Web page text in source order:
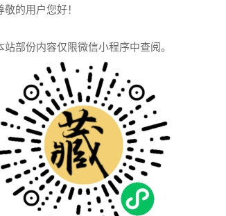
敬的用户您好！
站部份内容仅限微信小程序中查阅。
2021-04-07 16:06:45
1496浏览
2021-04-07 16:06:45
1799浏览